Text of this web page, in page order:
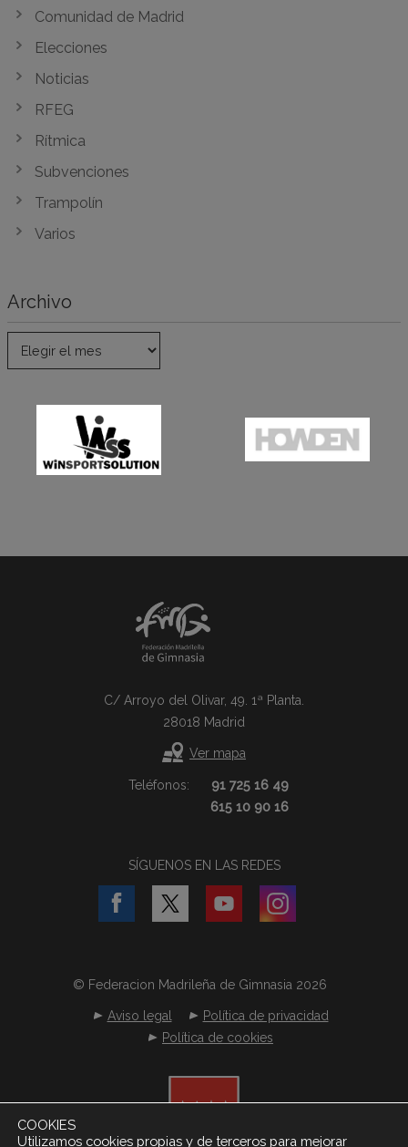
Comunidad de Madrid
Elecciones
Noticias
RFEG
Rítmica
Subvenciones
Trampolín
Varios
Archivo
C/ Arroyo del Olivar, 49. 1ª Planta.
28018 Madrid
Ver mapa
Teléfonos:
91 725 16 49
615 10 90 16
SÍGUENOS EN LAS REDES
© Federacion Madrileña de Gimnasia 2026
Aviso legal
Política de privacidad
Política de cookies
COOKIES
Utilizamos cookies propias y de terceros para mejorar